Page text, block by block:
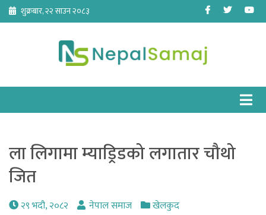
Skip
content
शुक्रबार, २२ साउन २०८३ Facebook
Twitter
ला लिगामा म्याड्रिडको लगातार चौथो
जित
२९ भदौ, २०८२ नेपाल समाज खेलकुद